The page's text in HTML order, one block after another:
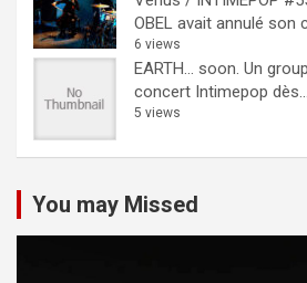
OBEL avait annulé son
6 views
EARTH… soon. Un
concert Intimepop dès...
5 views
You may Missed